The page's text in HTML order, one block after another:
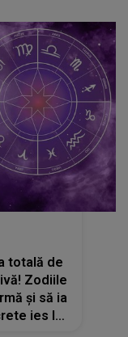
totală de
Zodiile
și să ia
ies la